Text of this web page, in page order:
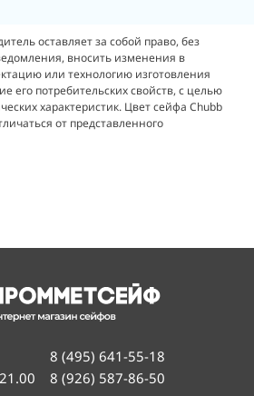
оставляет за собой право, без
вносить изменения в
или технологию изготовления
его потребительских свойств, с целью
характеристик. Цвет сейфа Chubb
от представленного
8 (495) 641-55-18
8 (926) 587-86-50